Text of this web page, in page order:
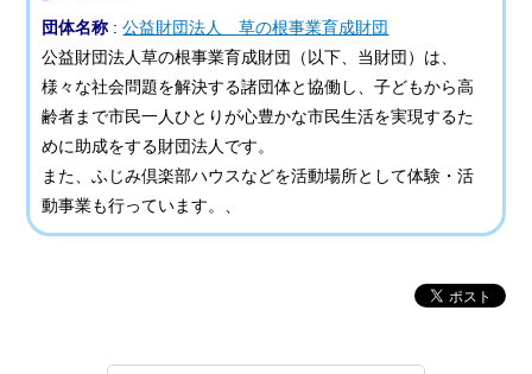
団体名称 :公益財団法人 草の根事業育成財団
公益財団法人草の根事業育成財団（以下、当財団）は、
様々な社会問題を解決する諸団体と協働し、子どもから高
齢者まで市民一人ひとりが心豊かな市民生活を実現するた
めに助成をする財団法人です。
また、ふじみ倶楽部ハウスなどを活動場所として体験・活
動事業も行っています。、